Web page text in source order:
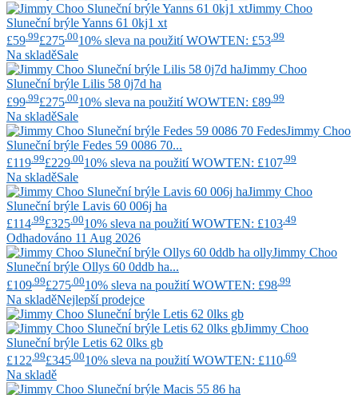
Jimmy Choo
Sluneční brýle Yanns 61 0kj1 xt
£59 .99£275 .0010% sleva na použití WOWTEN: £53 .99
Na skladěSale
Jimmy Choo
Sluneční brýle Lilis 58 0j7d ha
£99 .99£275 .0010% sleva na použití WOWTEN: £89 .99
Na skladěSale
Jimmy Choo
Sluneční brýle Fedes 59 0086 70...
£119 .99£229 .0010% sleva na použití WOWTEN: £107 .99
Na skladěSale
Jimmy Choo
Sluneční brýle Lavis 60 006j ha
£114 .99£325 .0010% sleva na použití WOWTEN: £103 .49
Odhadováno 11 Aug 2026
Jimmy Choo
Sluneční brýle Ollys 60 0ddb ha...
£109 .99£275 .0010% sleva na použití WOWTEN: £98 .99
Na skladěNejlepší prodejce
Jimmy Choo
Sluneční brýle Letis 62 0lks gb
£122 .99£345 .0010% sleva na použití WOWTEN: £110 .69
Na skladě